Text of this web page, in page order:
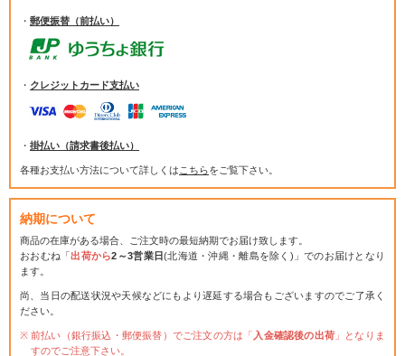
・ 郵便振替（前払い）
・ クレジットカード支払い
・ 掛払い（請求書後払い）
各種お支払い方法について詳しくは こちらをご覧下さい。
納期について
商品の在庫がある場合、ご注文時の最短納期でお届け致します。
おおむね「出荷から2～3営業日(北海道・沖縄・離島を除く)」でのお届けとなり
ます。
尚、当日の配送状況や天候などにもより遅延する場合もございますのでご了承く
ださい。
前払い（銀行振込・郵便振替）でご注文の方は「 入金確認後の出荷 」となりま
すのでご注意下さい。